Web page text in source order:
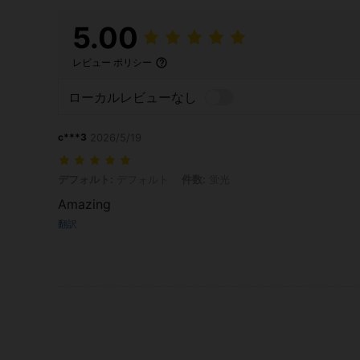
5.00
レビュー ポリシー
ローカルレビューなし
c***3
Amazing
翻訳